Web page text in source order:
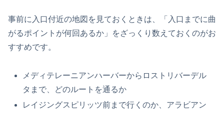
事前に入口付近の地図を見ておくときは、「入口までに曲
がるポイントが何回あるか」をざっくり数えておくのがお
すすめです。
メディテレーニアンハーバーからロストリバーデル
タまで、どのルートを通るか
レイジングスピリッツ前まで行くのか、アラビアン